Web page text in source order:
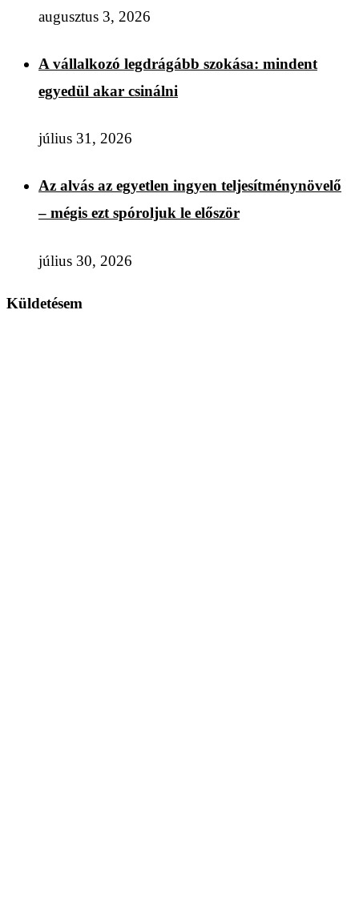
augusztus 3, 2026
A vállalkozó legdrágább szokása: mindent
egyedül akar csinálni
július 31, 2026
Az alvás az egyetlen ingyen teljesítménynövelő
– mégis ezt spóroljuk le először
július 30, 2026
Küldetésem